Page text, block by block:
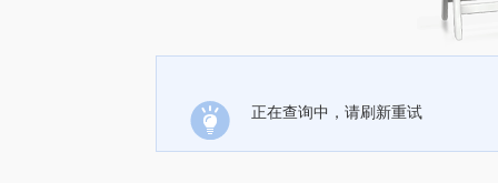
正在查询中，请刷新重试